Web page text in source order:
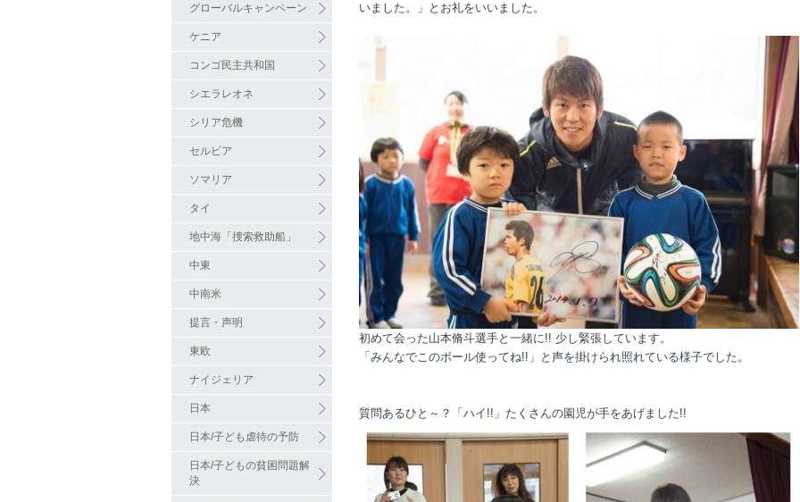
グローバルキャンペーン
ケニア
コンゴ民主共和国
シエラレオネ
シリア危機
セルビア
ソマリア
タイ
地中海「捜索救助船」
中東
中南米
提言・声明
東欧
ナイジェリア
日本
日本/子ども虐待の予防
日本/子どもの貧困問題解
決
いました。」とお礼をいいました。
初めて会った山本脩斗選手と一緒に!! 少し緊張しています。
「みんなでこのボール使ってね!!」と声を掛けられ照れている様子でした。
質問あるひと～？「ハイ!!」たくさんの園児が手をあげました!!